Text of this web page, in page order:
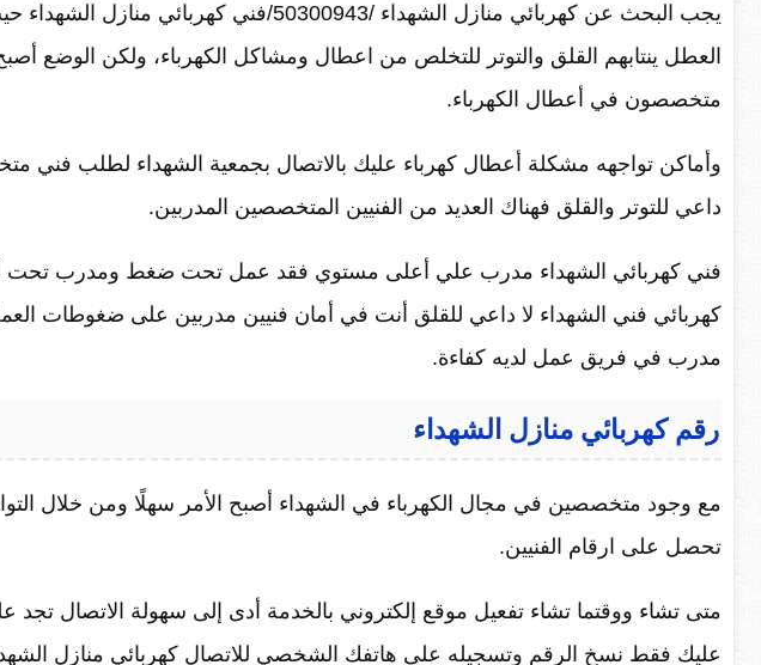
يجب البحث عن كهربائي منازل الشهداء /50300943/
العطل ينتابهم القلق والتوتر للتخلص من اعطال ومشاكل الكهرباء، ولكن الوضع
متخصصون في أعطال الكهرباء.
وأماكن تواجهه مشكلة أعطال كهرباء عليك بالاتصال بجمعية الشهداء لطلب فني
داعي للتوتر والقلق فهناك العديد من الفنيين المتخصصين المدربين.
فني كهربائي الشهداء مدرب علي أعلى مستوي فقد عمل تحت ضغط ومدرب تحت
كهربائي فني الشهداء لا داعي للقلق أنت في أمان فنيين مدربين على ضغوطات
مدرب في فريق عمل لديه كفاءة.
رقم كهربائي منازل الشهداء
مع وجود متخصصين في مجال الكهرباء في الشهداء أصبح الأمر سهلًا ومن خلال
تحصل على ارقام الفنيين.
متى تشاء ووقتما تشاء تفعيل موقع إلكتروني بالخدمة أدى إلى سهولة الاتصال تجد
عليك فقط نسخ الرقم وتسجيله على هاتفك الشخصي للاتصال كهربائي منازل